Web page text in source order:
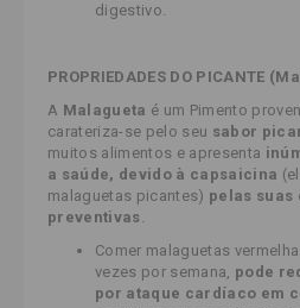
digestivo.
PROPRIEDADES DO PICANTE
A Malagueta é um Pimento
carateriza-se pelo seu sabor
muitos alimentos e apresenta
a saúde, devido à capsaicina
malaguetas picantes) pelas suas
preventivas .
Comer malaguetas
vezes por semana, pode
por ataque cardíaco em